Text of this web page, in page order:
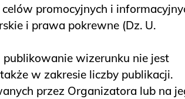
promocyjnych i
i prawa pokrewne (Dz. U.
wizerunku nie jest
w zakresie liczby publikacji.
przez Organizatora lub na